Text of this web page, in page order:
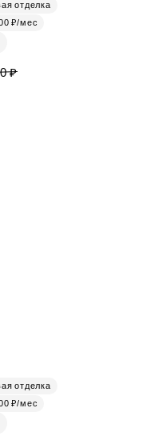
отделка
₽/мес
₽
отделка
₽/мес